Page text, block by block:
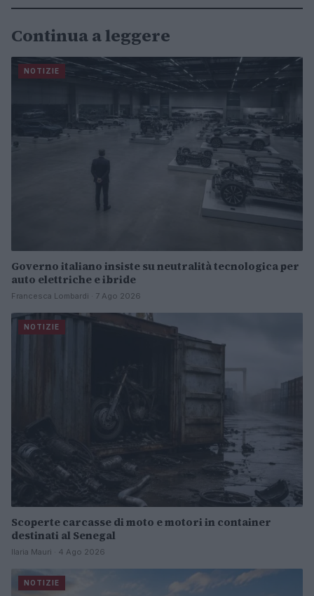
Continua a leggere
NOTIZIE
Governo italiano insiste su neutralità tecnologica per
auto elettriche e ibride
Francesca Lombardi · 7 Ago 2026
NOTIZIE
Scoperte carcasse di moto e motori in container
destinati al Senegal
Ilaria Mauri · 4 Ago 2026
NOTIZIE